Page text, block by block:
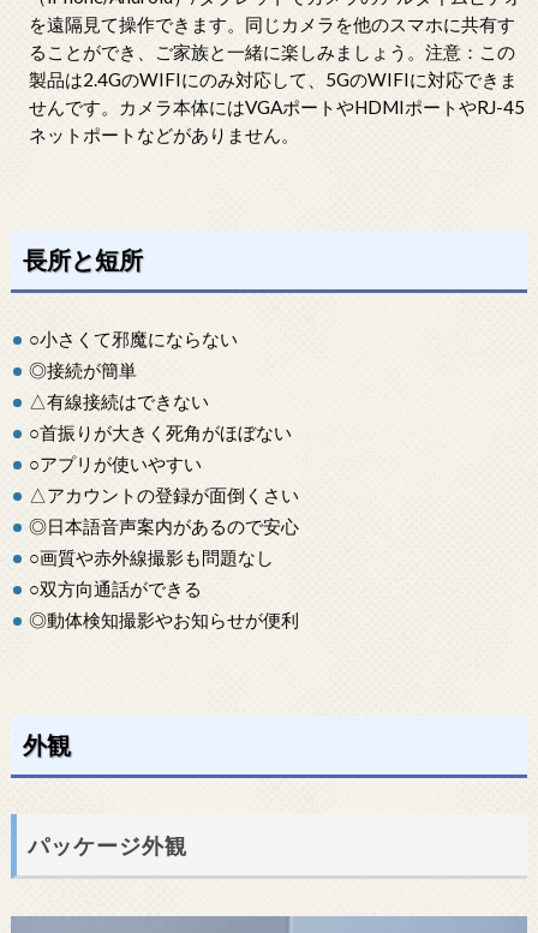
を遠隔見て操作できます。同じカメラを他のスマホに共有す
ることができ、ご家族と一緒に楽しみましょう。注意：この
製品は2.4GのWIFIにのみ対応して、5GのWIFIに対応できま
せんです。カメラ本体にはVGAポートやHDMIポートやRJ-45
ネットポートなどがありません。
長所と短所
○小さくて邪魔にならない
◎接続が簡単
△有線接続はできない
○首振りが大きく死角がほぼない
○アプリが使いやすい
△アカウントの登録が面倒くさい
◎日本語音声案内があるので安心
○画質や赤外線撮影も問題なし
○双方向通話ができる
◎動体検知撮影やお知らせが便利
外観
パッケージ外観